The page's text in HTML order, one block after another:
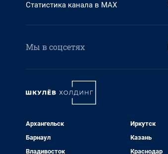
Статистика канала в MAX
Мы в соцсетях
Архангельск
Барнаул
Владивосток
Иркутск
Казань
Краснодар